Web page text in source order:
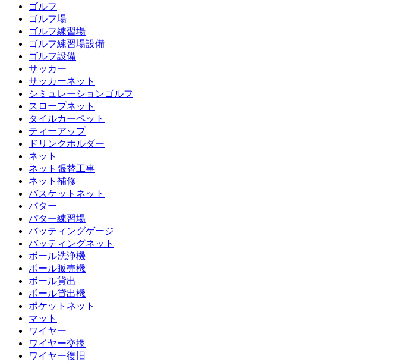
ゴルフ
ゴルフ場
ゴルフ練習場
ゴルフ練習場設備
ゴルフ設備
サッカー
サッカーネット
シミュレーションゴルフ
スロープネット
タイルカーペット
ティーアップ
ドリンクホルダー
ネット
ネット張替工事
ネット補修
バスケットネット
パター
パター練習場
バッティングゲージ
バッティングネット
ボール洗浄機
ボール販売機
ボール貸出
ボール貸出機
ポケットネット
マット
ワイヤー
ワイヤー交換
ワイヤー復旧